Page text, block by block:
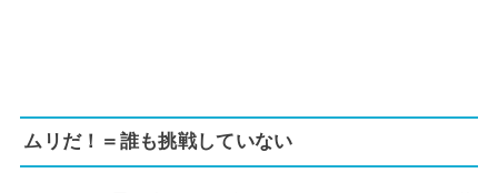
ムリだ！＝誰も挑戦していない